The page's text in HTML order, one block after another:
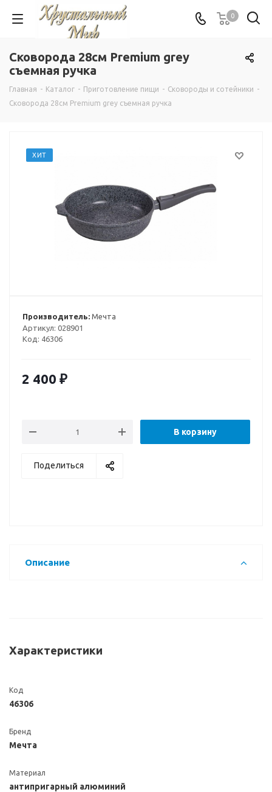
0
Сковорода 28см Premium grey
съемная ручка
Главная - Каталог - Приготовление пищи - Сковороды и сотейники -
Сковорода 28см Premium grey съемная ручка
ХИТ
Производитель: Мечта
Артикул: 028901
Код: 46306
2 400 ₽
В корзину
Поделиться
Описание
Характеристики
Код
46306
Бренд
Мечта
Материал
антипригарный алюминий